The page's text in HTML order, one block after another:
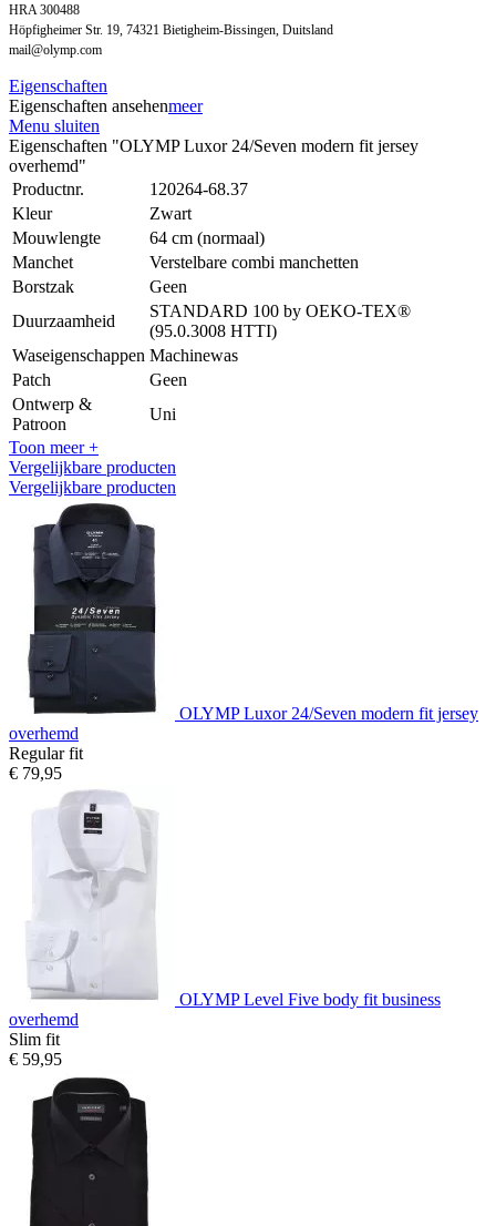
HRA 300488
Höpfigheimer Str. 19, 74321 Bietigheim-Bissingen, Duitsland
mail@olymp.com
Eigenschaften
Eigenschaften ansehenmeer
Menu sluiten
Eigenschaften "OLYMP Luxor 24/Seven modern fit jersey
overhemd"
Productnr.
120264-68.37
Kleur
Zwart
Mouwlengte
64 cm (normaal)
Manchet
Verstelbare combi manchetten
Borstzak
Geen
Duurzaamheid
STANDARD 100 by OEKO-TEX®
(95.0.3008 HTTI)
Waseigenschappen Machinewas
Patch
Geen
Ontwerp &
Patroon
Uni
Toon meer +
Vergelijkbare producten
Vergelijkbare producten
OLYMP Luxor 24/Seven modern fit jersey
overhemd
Regular fit
€ 79,95
OLYMP Level Five body fit business
overhemd
Slim fit
€ 59,95